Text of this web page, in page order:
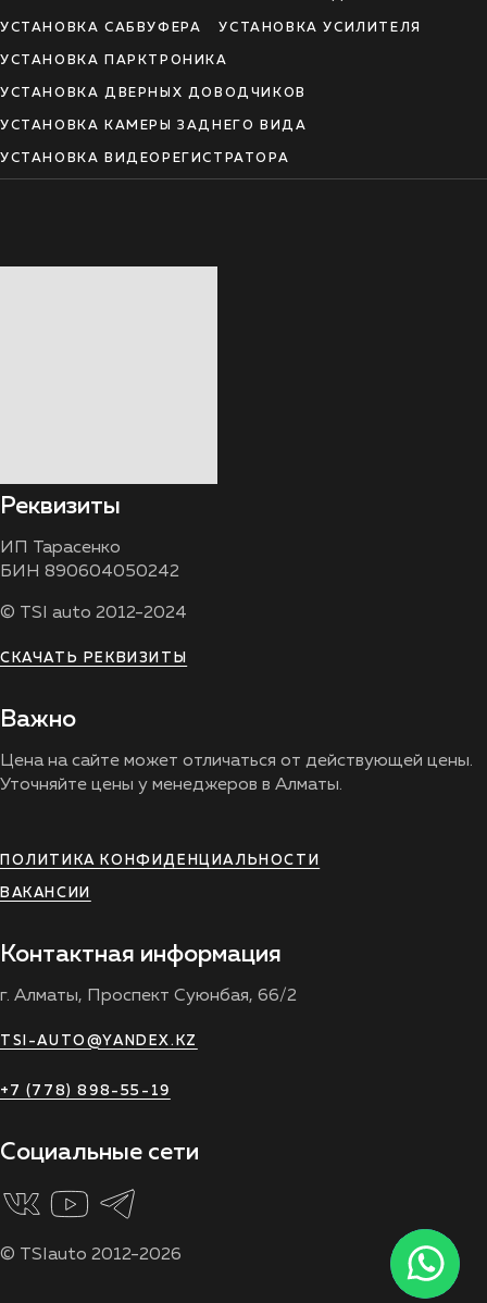
УСТАНОВКА САБВУФЕРА УСТАНОВКА УСИЛИТЕЛЯ
УСТАНОВКА ПАРКТРОНИКА
УСТАНОВКА ДВЕРНЫХ ДОВОДЧИКОВ
УСТАНОВКА КАМЕРЫ ЗАДНЕГО ВИДА
УСТАНОВКА ВИДЕОРЕГИСТРАТОРА
Реквизиты
ИП Тарасенко
БИН 890604050242
© TSI auto 2012-2024
СКАЧАТЬ РЕКВИЗИТЫ
Важно
Цена на сайте может отличаться от действующей цены.
Уточняйте цены у менеджеров в Алматы.
ПОЛИТИКА КОНФИДЕНЦИАЛЬНОСТИ
ВАКАНСИИ
Контактная информация
г. Алматы, Проспект Суюнбая, 66/2
TSI-AUTO@YANDEX.KZ
+7 (778) 898-55-19
Социальные сети
© TSIauto 2012-2026